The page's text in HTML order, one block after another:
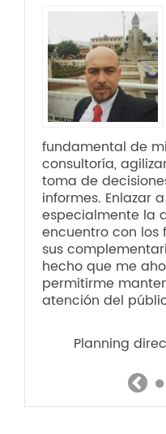
fundamental de
consultoría,
toma de
informes. Enlazar
especialmente la
encuentro con los
sus
hecho que me
permitirme
atención del
Planning